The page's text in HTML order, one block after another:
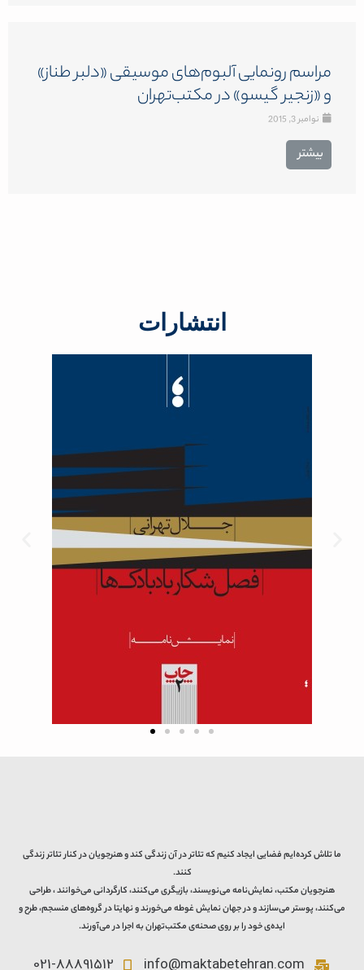
مراسم رونمایی آلبوم‌های موسیقی «دلبر طناز»
و «زنجیر گیسو» در مکتب‌تهران
نوامبر 3, 2015
بیشتر
انتشارات
ما تلاش کرده‌ایم فضایی ایجاد کنیم که تئاتر در آن زندگی کند و هنرجویان در کنار تئاتر زندگی
کنند.
هنرجویان مکتب، نمایش‌نامه می‌نویسند، بازیگری می‌کنند، کارگردانی می‌خوانند ، طراحی
می‌کنند، پوستر می‌سازند و در جهان نمایش غوطه می‌خورند و نهایتا در گروه‌های منسجم، طرح و
ایده‌ی خود را بر روی صحنه‌ی مکتب‌تهران به اجرا در می‌آورند.
info@maktabetehran.com
021-88891512